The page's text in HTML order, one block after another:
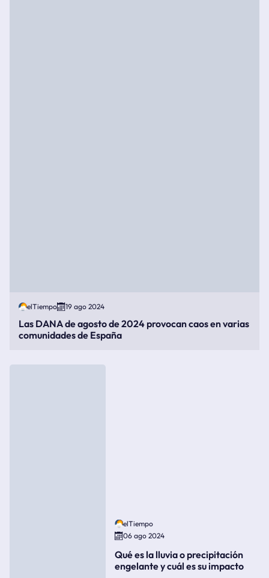
elTiempo 19 ago 2024
Las DANA de agosto de 2024 provocan caos en varias
comunidades de España
elTiempo
06 ago 2024
Qué es la lluvia o precipitación
engelante y cuál es su impacto